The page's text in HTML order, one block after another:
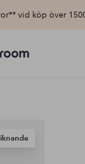
vid köp över